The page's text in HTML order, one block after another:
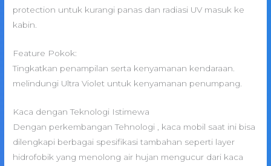
protection untuk kurangi panas dan radiasi UV masuk ke
kabin.
Feature Pokok:
Tingkatkan penampilan serta kenyamanan kendaraan.
melindungi Ultra Violet untuk kenyamanan penumpang.
Kaca dengan Teknologi Istimewa
Dengan perkembangan Tehnologi , kaca mobil saat ini bisa
dilengkapi berbagai spesifikasi tambahan seperti layer
hidrofobik yang menolong air hujan mengucur dari kaca